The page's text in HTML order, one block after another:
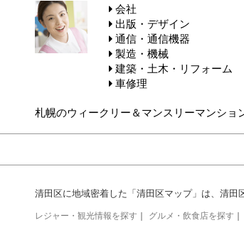
会社
出版・デザイン
通信・通信機器
製造・機械
建築・土木・リフォーム
車修理
札幌のウィークリー＆マンスリーマンショ
清田区に地域密着した「清田区マップ」は、清
レジャー・観光情報を探す ｜ グルメ・飲食店を探す ｜